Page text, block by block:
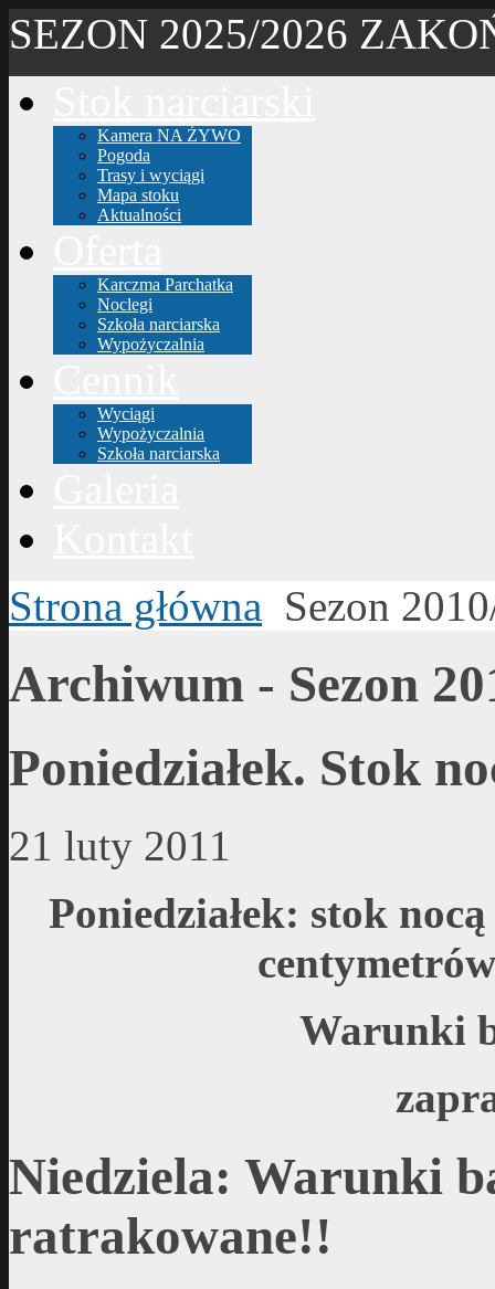
SEZON 2025/2026
Kamera NA ŻYWO
Pogoda
Trasy i wyciągi
Mapa stoku
Aktualności
Karczma Parchatka
Noclegi
Szkoła narciarska
Wypożyczalnia
Wyciągi
Wypożyczalnia
Szkoła narciarska
Strona główna Sezon
Archiwum - Sezon
Poniedziałek. Stok
21 luty 2011
Poniedziałek: stok
Warunki
Niedziela: Warunki
ratrakowane!!